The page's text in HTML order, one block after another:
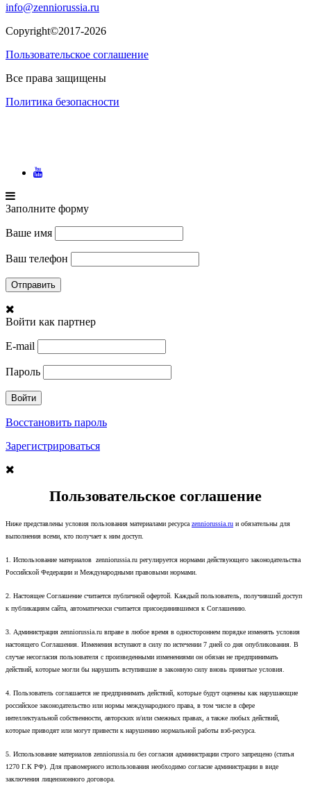
info@zenniorussia.ru
Copyright©2017-2026
Пользовательское соглашение
Все права защищены
Политика безопасности
Заполните форму
Ваше имя
Ваш телефон
Войти как партнер
E-mail
Пароль
Восстановить пароль
Зарегистрироваться
Пользовательское соглашение
Ниже представлены условия пользования материалами ресурса zenniorussia.ru и обязательны для
выполнения всеми, кто получает к ним доступ.
1. Использование материалов zenniorussia.ru регулируется нормами действующего законодательства
Российской Федерации и Международными правовыми нормами.
2. Настоящее Соглашение считается публичной офертой. Каждый пользователь, получивший доступ
к публикациям сайта, автоматически считается присоединившимся к Соглашению.
3. Администрация zenniorussia.ru вправе в любое время в одностороннем порядке изменять условия
настоящего Соглашения. Изменения вступают в силу по истечении 7 дней со дня опубликования. В
случае несогласия пользователя с произведенными изменениями он обязан не предпринимать
действий, которые могли бы нарушить вступившие в законную силу вновь принятые условия.
4. Пользователь соглашается не предпринимать действий, которые будут оценены как нарушающие
российское законодательство или нормы международного права, в том числе в сфере
интеллектуальной собственности, авторских и/или смежных правах, а также любых действий,
которые приводят или могут привести к нарушению нормальной работы вэб-ресурса.
5. Использование материалов zenniorussia.ru без согласия администрации строго запрещено (статья
1270 Г.К РФ). Для правомерного использования необходимо согласие администрации в виде
заключения лицензионного договора.